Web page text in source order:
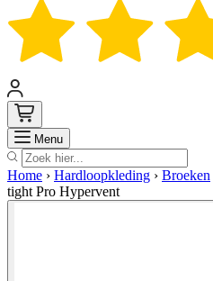
Menu Zoek
Home › Hardloopkleding › Broeken
tight Pro Hypervent